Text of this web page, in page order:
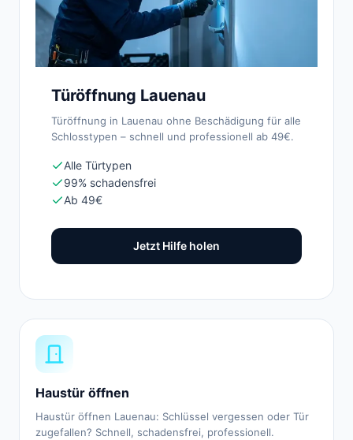
Türöffnung Lauenau
Türöffnung in Lauenau ohne Beschädigung für alle
Schlosstypen – schnell und professionell ab 49€.
Alle Türtypen
99% schadensfrei
Ab 49€
Jetzt Hilfe holen
Haustür öffnen
Haustür öffnen Lauenau: Schlüssel vergessen oder Tür
zugefallen? Schnell, schadensfrei, professionell.